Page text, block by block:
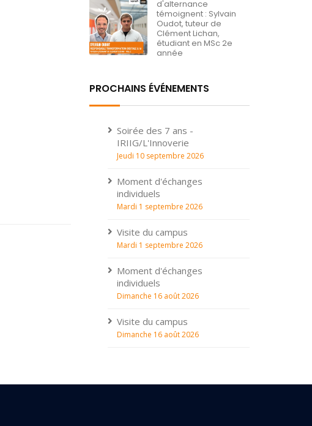
d'alternance
témoignent : Sylvain
Oudot, tuteur de
Clément Lichan,
étudiant en MSc 2e
année
PROCHAINS ÉVÉNEMENTS
Soirée des 7 ans -
IRIIG/L'Innoverie
Jeudi 10 septembre 2026
Moment d'échanges
individuels
Mardi 1 septembre 2026
Visite du campus
Mardi 1 septembre 2026
Moment d'échanges
individuels
Dimanche 16 août 2026
Visite du campus
Dimanche 16 août 2026